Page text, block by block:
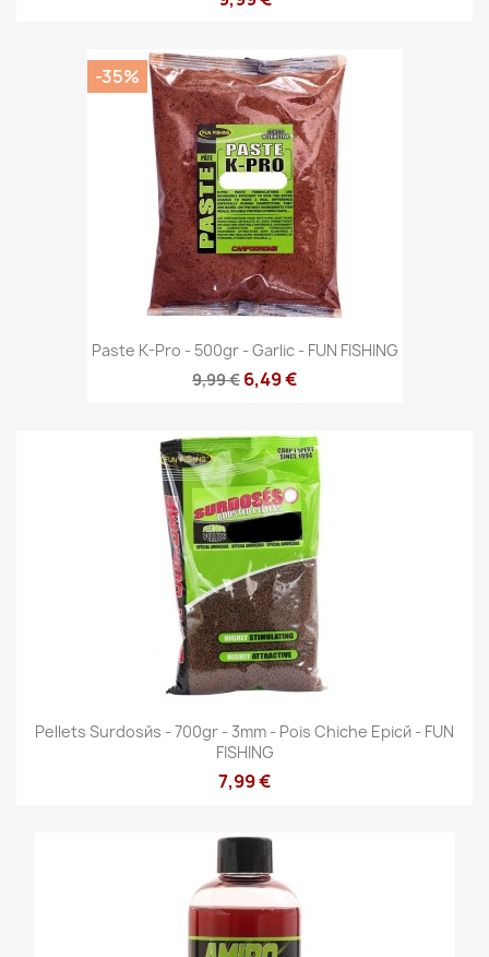
Paste K-Pro - 500gr - Garlic - FUN FISHING
9,99 € 6,49 €
-35%
Pellets Surdosйs - 700gr - 3mm - Pois Chiche Epicй - FUN
FISHING
7,99 €